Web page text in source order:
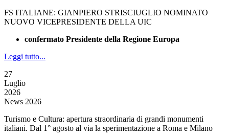
FS ITALIANE: GIANPIERO STRISCIUGLIO NOMINATO
NUOVO VICEPRESIDENTE DELLA UIC
confermato Presidente della Regione Europa
Leggi tutto...
27
Luglio
2026
News 2026
Turismo e Cultura: apertura straordinaria di grandi monumenti
italiani. Dal 1° agosto al via la sperimentazione a Roma e Milano